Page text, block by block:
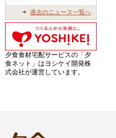
過去のニュース一覧へ
夕食食材宅配サービスの「夕
食ネット」はヨシケイ開発株
式会社が運営しています。